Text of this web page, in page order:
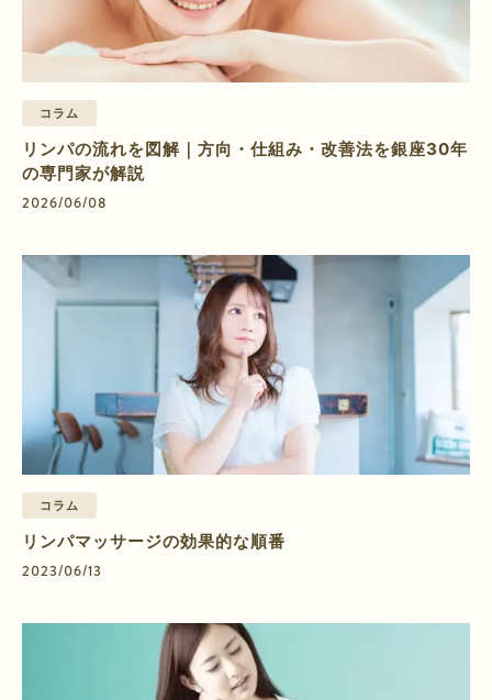
コラム
リンパの流れを図解｜方向・仕組み・改善法を銀座30年
の専門家が解説
2026/06/08
コラム
リンパマッサージの効果的な順番
2023/06/13